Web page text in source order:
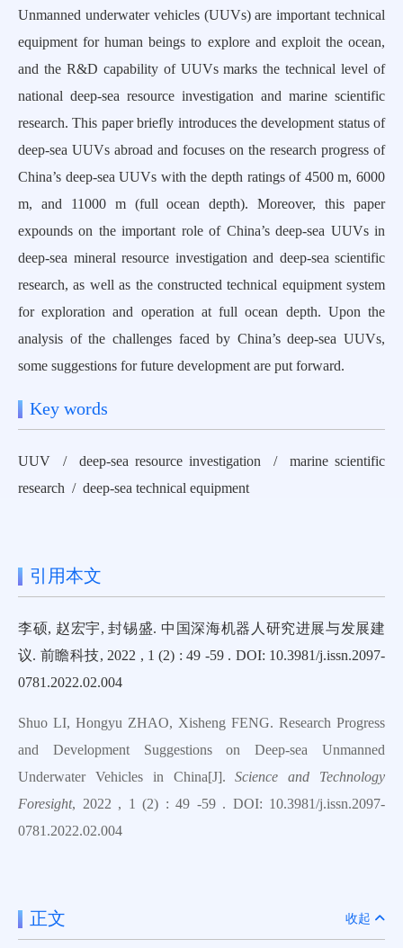
Unmanned underwater vehicles (UUVs) are important technical
equipment for human beings to explore and exploit the ocean,
and the R&D capability of UUVs marks the technical level of
national deep-sea resource investigation and marine scientific
research. This paper briefly introduces the development status of
deep-sea UUVs abroad and focuses on the research progress of
China’s deep-sea UUVs with the depth ratings of 4500 m, 6000
m, and 11000 m (full ocean depth). Moreover, this paper
expounds on the important role of China’s deep-sea UUVs in
deep-sea mineral resource investigation and deep-sea scientific
research, as well as the constructed technical equipment system
for exploration and operation at full ocean depth. Upon the
analysis of the challenges faced by China’s deep-sea UUVs,
some suggestions for future development are put forward.
Key words
UUV / deep-sea resource investigation / marine scientific
research / deep-sea technical equipment
引用本文
李硕, 赵宏宇, 封锡盛. 中国深海机器人研究进展与发展建
议. 前瞻科技, 2022 , 1 (2) : 49 -59 . DOI: 10.3981/j.issn.2097-
0781.2022.02.004
Shuo LI, Hongyu ZHAO, Xisheng FENG. Research Progress
and Development Suggestions on Deep-sea Unmanned
Underwater Vehicles in China[J].Science and Technology
Foresight, 2022 , 1 (2) : 49 -59 . DOI: 10.3981/j.issn.2097-
0781.2022.02.004
正文 收起